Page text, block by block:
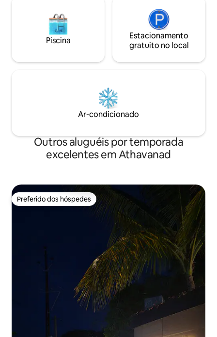
Piscina
Estacionamento
gratuito no local
Ar-condicionado
Outros aluguéis por temporada
excelentes em Athavanad
Preferido dos hóspedes
Preferido dos hóspedes